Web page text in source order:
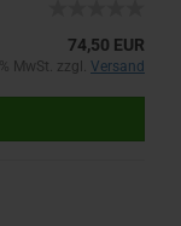
74,50 EUR
MwSt. zzgl. Versand